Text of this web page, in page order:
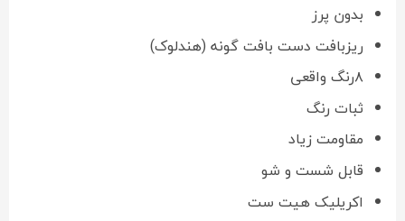
بدون پرز
ریزبافت دست بافت گونه (هندلوک)
۸رنگ واقعی
ثبات رنگ
مقاومت زیاد
قابل شست و شو
اکریلیک هیت ست